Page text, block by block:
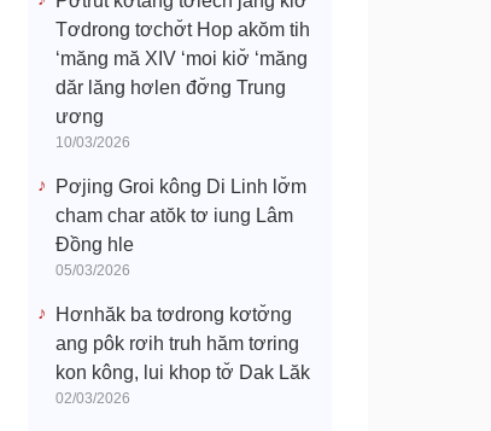
Tơdrong tơchơ̆t Hop akŏm tih
‘măng mă XIV ‘moi kiơ̆ ‘măng
dăr lăng hơlen đơ̆ng Trung
ương
10/03/2026
Pơjing Groi kông Di Linh lơ̆m
cham char atŏk tơ iung Lâm
Đồng hle
05/03/2026
Hơnhăk ba tơdrong kơtơ̆ng
ang pôk rơih truh hăm tơring
kon kông, lui khop tơ̆ Dak Lăk
02/03/2026